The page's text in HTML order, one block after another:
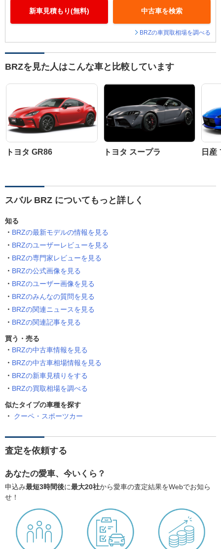
新車見積もり(無料) 中古車を検索
BRZの車買取相場を調べる
BRZを見た人はこんな車と比較しています
トヨタ GR86 トヨタ スープラ 日産
スバル BRZ についてもっと詳しく
知る
BRZの最新モデルの情報を見る
BRZのユーザーレビューを見る
BRZの専門家レビューを見る
BRZの公式画像を見る
BRZのユーザー画像を見る
BRZのみんなの質問を見る
BRZの関連ニュースを見る
BRZの関連記事を見る
買う・売る
BRZの中古車情報を見る
BRZの中古車相場情報を見る
BRZの新車見積りをする
BRZの買取相場を調べる
似たタイプの車種を探す
クーペ・スポーツカー
査定を依頼する
あなたの愛車、今いくら？
申込み最短3時間後に最大20社から愛車の査定結果をWebでお知ら
せ！